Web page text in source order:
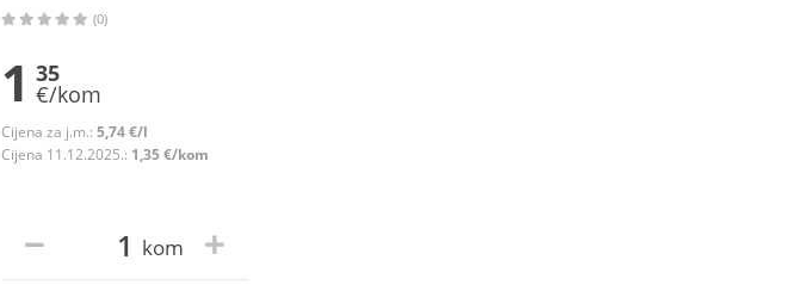
(0)
1 35
€/kom
Cijena za j.m.: 5,74 €/l
Cijena 11.12.2025.: 1,35 €/kom
kom